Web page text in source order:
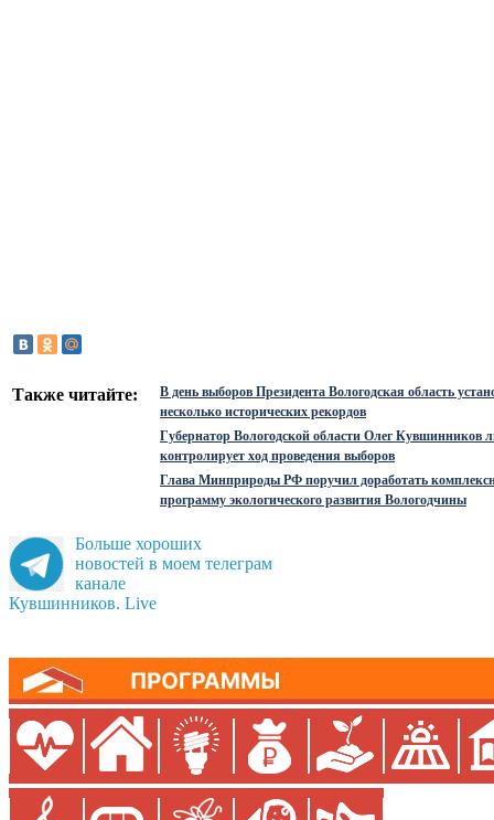
Также читайте:
В день выборов Президента Вологодская область
несколько исторических рекордов
Губернатор Вологодской области Олег Кувшинников
контролирует ход проведения выборов
Глава Минприроды РФ поручил доработать
программу экологического развития Вологодчины
Больше хороших
новостей в моем телеграм
канале
Кувшинников. Live